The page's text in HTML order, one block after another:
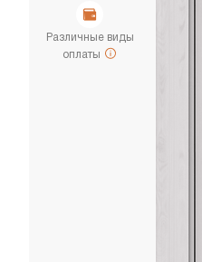
Различные виды
оплаты